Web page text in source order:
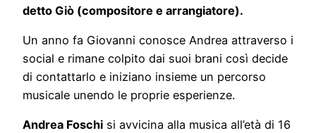
detto Giò (compositore e arrangiatore).
Un anno fa Giovanni conosce Andrea attraverso i
social e rimane colpito dai suoi brani così decide
di contattarlo e iniziano insieme un percorso
musicale unendo le proprie esperienze.
Andrea Foschi si avvicina alla musica all’età di 16